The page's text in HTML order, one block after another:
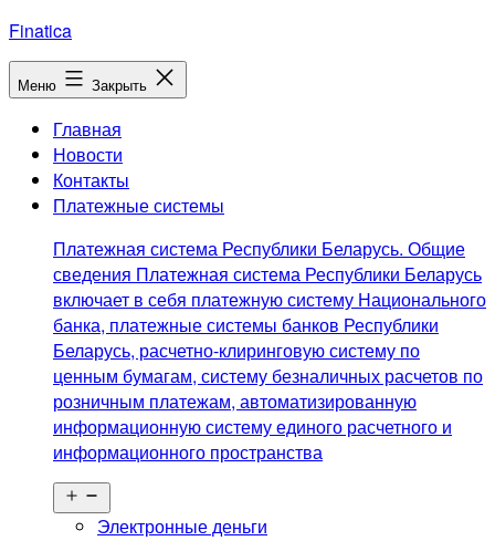
Перейти
к
содержимому
Finatica
Меню Закрыть
Главная
Новости
Контакты
Платежные системы
Платежная система Республики Беларусь. Общие
сведения Платежная система Республики Беларусь
включает в себя платежную систему Национального
банка, платежные системы банков Республики
Беларусь, расчетно-клиринговую систему по
ценным бумагам, систему безналичных расчетов по
розничным платежам, автоматизированную
информационную систему единого расчетного и
информационного пространства
меню
Электронные деньги